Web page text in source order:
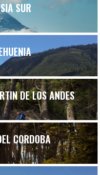
SUR
DE LOS ANDES
CORDOBA